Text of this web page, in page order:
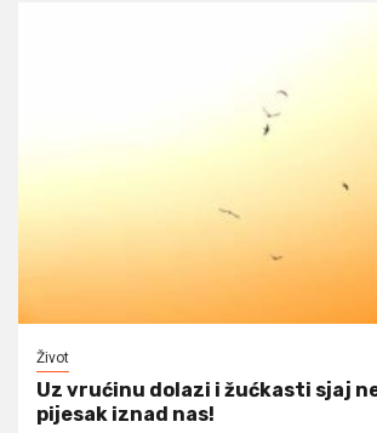
Život
Uz vrućinu dolazi i žućkasti sjaj
pijesak iznad nas!